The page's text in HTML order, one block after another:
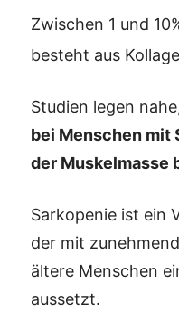
Zwischen 1 und
besteht aus
Studien legen
bei Menschen mit
der Muskelmasse
Sarkopenie ist ein
der mit
ältere Menschen
aussetzt.